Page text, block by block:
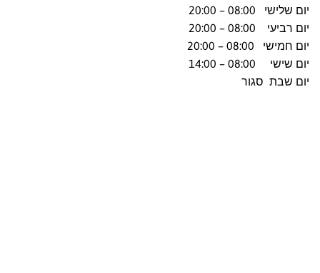
יום שלישי 08:00 – 20:00
יום רביעי 08:00 – 20:00
יום חמישי 08:00 – 20:00
יום שישי 08:00 – 14:00
יום שבת סגור